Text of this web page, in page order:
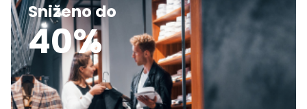
Sniženo do
40%